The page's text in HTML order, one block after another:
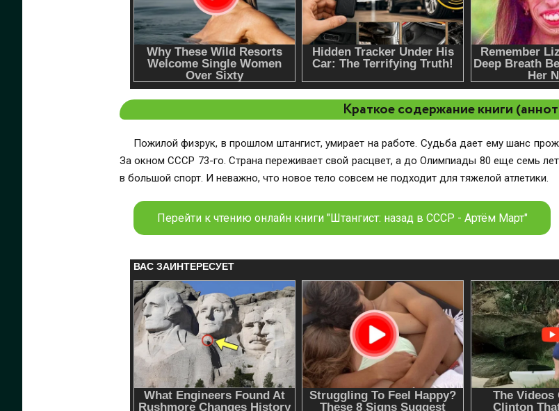
Краткое содержание книги
Пожилой физрук, в прошлом штангист, умирает на работе. Судьба дает ему шанс
За окном СССР 73-го. Страна переживает свой расцвет, а до Олимпиады 80 еще семь
в большой спорт. И неважно, что новое тело совсем не подходит для тяжелой атлетики.
Перейти к чтению онлайн книги "Штангист: назад в СССР - Артём Март"